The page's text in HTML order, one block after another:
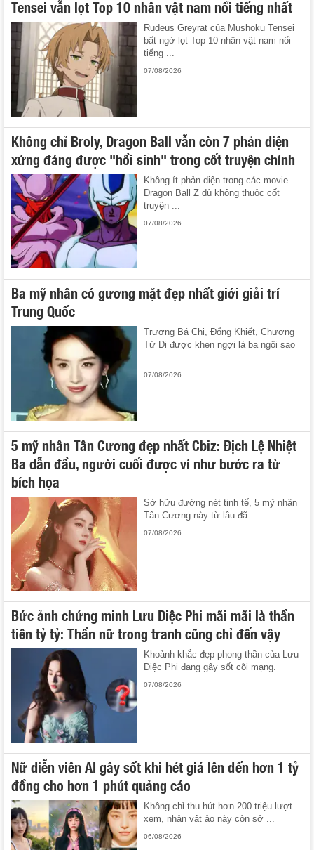
Tensei vẫn lọt Top 10 nhân vật nam nổi tiếng nhất
Rudeus Greyrat của Mushoku Tensei
bất ngờ lọt Top 10 nhân vật nam nổi
tiếng ...
07/08/2026
Không chỉ Broly, Dragon Ball vẫn còn 7 phản diện
xứng đáng được "hồi sinh" trong cốt truyện chính
Không ít phản diện trong các movie
Dragon Ball Z dù không thuộc cốt
truyện ...
07/08/2026
Ba mỹ nhân có gương mặt đẹp nhất giới giải trí
Trung Quốc
Trương Bá Chi, Đổng Khiết, Chương
Tử Di được khen ngợi là ba ngôi sao
...
07/08/2026
5 mỹ nhân Tân Cương đẹp nhất Cbiz: Địch Lệ Nhiệt
Ba dẫn đầu, người cuối được ví như bước ra từ
bích họa
Sở hữu đường nét tinh tế, 5 mỹ nhân
Tân Cương này từ lâu đã ...
07/08/2026
Bức ảnh chứng minh Lưu Diệc Phi mãi mãi là thần
tiên tỷ tỷ: Thần nữ trong tranh cũng chỉ đến vậy
Khoảnh khắc đẹp phong thần của Lưu
Diệc Phi đang gây sốt cõi mạng.
07/08/2026
Nữ diễn viên AI gây sốt khi hét giá lên đến hơn 1 tỷ
đồng cho hơn 1 phút quảng cáo
Không chỉ thu hút hơn 200 triệu lượt
xem, nhân vật ảo này còn sở ...
06/08/2026